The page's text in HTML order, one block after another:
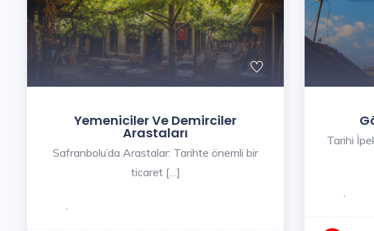
Yemeniciler Ve Demirciler
Arastaları
Safranbolu’da Arastalar: Tarihte önemli bir
ticaret […]
,
Tarihi
,